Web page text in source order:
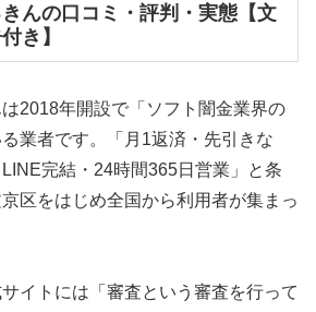
んの口コミ・評判・実態【文
き】
2018年開設で「ソフト闇金業界の
業者です。「月1返済・先引きな
完結・24時間365日営業」と条
区をはじめ全国から利用者が集まっ
イトには「審査という審査を行って